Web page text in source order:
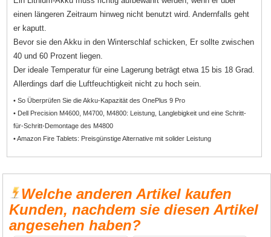
einen längeren Zeitraum hinweg nicht benutzt wird. Andernfalls geht
er kaputt.
Bevor sie den Akku in den Winterschlaf schicken, Er sollte zwischen
40 und 60 Prozent liegen.
Der ideale Temperatur für eine Lagerung beträgt etwa 15 bis 18 Grad.
Allerdings darf die Luftfeuchtigkeit nicht zu hoch sein.
• So Überprüfen Sie die Akku-Kapazität des OnePlus 9 Pro
• Dell Precision M4600, M4700, M4800: Leistung, Langlebigkeit und eine Schritt-
für-Schritt-Demontage des M4800
• Amazon Fire Tablets: Preisgünstige Alternative mit solider Leistung
Welche anderen Artikel kaufen
Kunden, nachdem sie diesen Artikel
angesehen haben?